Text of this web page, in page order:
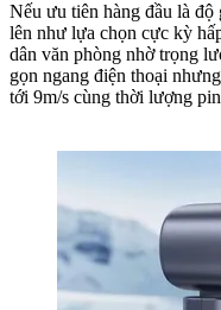
Nếu ưu tiên hàng đầu là
lên như lựa chọn cực kỳ
dân văn phòng nhờ trọng
gọn ngang điện thoại
tới 9m/s cùng thời lượng